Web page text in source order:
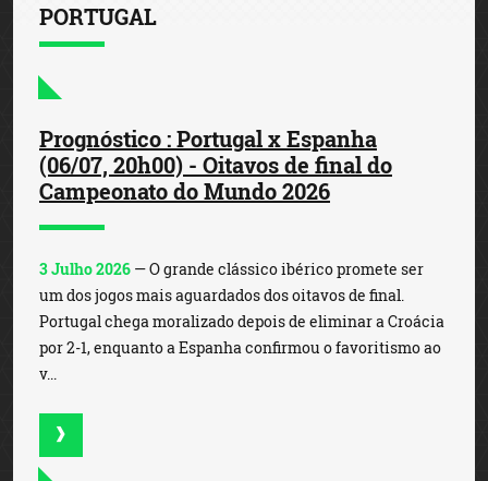
PORTUGAL
Prognóstico : Portugal x Espanha
(06/07, 20h00) - Oitavos de final do
Campeonato do Mundo 2026
3 Julho 2026 — O grande clássico ibérico promete ser
um dos jogos mais aguardados dos oitavos de final.
Portugal chega moralizado depois de eliminar a Croácia
por 2-1, enquanto a Espanha confirmou o favoritismo ao
v...